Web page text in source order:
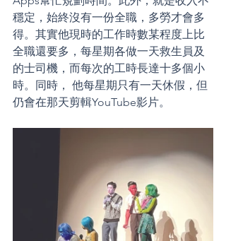
穩定，始終沒有一份全職，多勞才會多
得。其實他現時的工作時數某程度上比
全職還要多，每星期各做一天救生員及
的士司機，而每次的工時長達十多個小
時。同時， 他每星期只有一天休假，但
仍會在那天剪輯YouTube影片。